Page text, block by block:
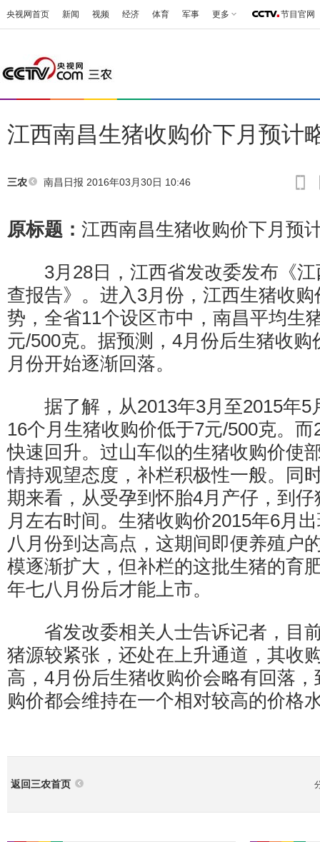
央视网首页 新闻 视频 经济 体育 军事 更多 节目官网
江西南昌生猪收购价下月预计
三农 南昌日报 2016年03月30日 10:46
原标题： 江西南昌生猪收购价下月预
3月28日，江西省发改委发布《江
查报告》。进入3月份，江西生猪收
势，全省11个设区市中，南昌平均生
元/500克。据预测，4月份后生猪收购
月份开始逐渐回落。
据了解，从2013年3月至2015年5
16个月生猪收购价低于7元/500克。
快速回升。过山车似的生猪收购价使
情持观望态度，补栏积极性一般。同
期来看，从受孕到怀胎4月产仔，到
月左右时间。生猪收购价2015年6月
八月份到达高点，这期间即便养殖户
模逐渐扩大，但补栏的这批生猪的育
年七八月份后才能上市。
省发改委相关人士告诉记者，目
猪源较紧张，还处在上升通道，其收
高，4月份后生猪收购价会略有回落
购价都会维持在一个相对较高的价格
返回三农首页